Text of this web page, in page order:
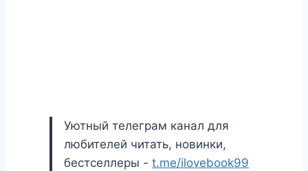
Уютный телеграм канал для
любителей читать, новинки,
бестселлеры - t.me/ilovebook99